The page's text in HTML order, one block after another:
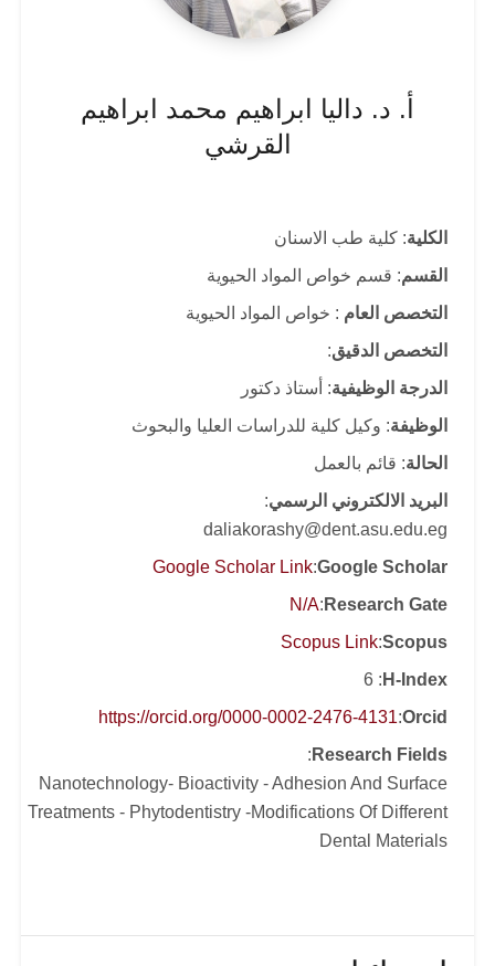
أ. د. داليا ابراهيم محمد ابراهيم
القرشي
الكلية: كلية طب الاسنان
القسم: قسم خواص المواد الحيوية
التخصص العام : خواص المواد الحيوية
التخصص الدقيق:
الدرجة الوظيفية: أستاذ دكتور
الوظيفة: وكيل كلية للدراسات العليا والبحوث
الحالة: قائم بالعمل
البريد الالكتروني الرسمي:
daliakorashy@dent.asu.edu.eg
Google Scholar
:
Google Scholar Link
Research Gate
:
N/A
Scopus
:
Scopus Link
H-Index
: 6
Orcid
:
https://orcid.org/0000-0002-2476-4131
Research Fields
:
Nanotechnology- Bioactivity - Adhesion And Surface
Treatments - Phytodentistry -Modifications Of Different
Dental Materials